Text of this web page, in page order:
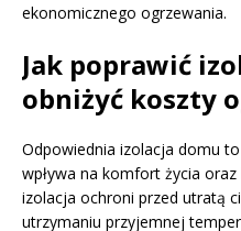
ekonomicznego ogrzewania.
Jak poprawić
obniżyć koszty
Odpowiednia izolacja domu
wpływa na komfort życia
izolacja ochroni przed utratą
utrzymaniu przyjemnej